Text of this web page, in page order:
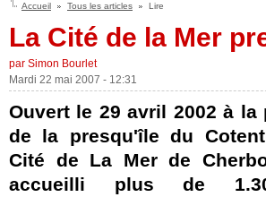
Accueil Tous les articles Lire
La Cité de la Mer
par Simon Bourlet
Mardi 22 mai 2007 - 12:31
Ouvert le 29 avril 2002 à la
de la presqu'île du
Cité de La Mer de
accueilli plus de